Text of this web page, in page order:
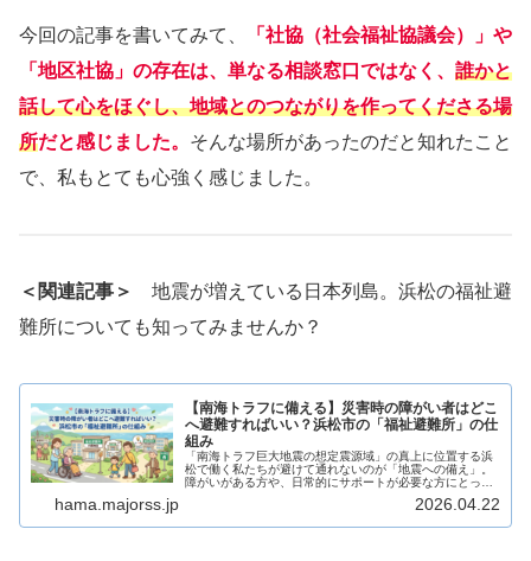
今回の記事を書いてみて、
「社協（社会福祉協議会）」や
「地区社協」の存在は、単なる相談窓口ではなく、 誰かと
話して心をほぐし、地域とのつながりを作ってくださる場
所だと感じました。 そんな場所があったのだと知れたこと
で、私もとても心強く感じました。
＜関連記事＞
地震が増えている日本列島。浜松の福祉避
難所についても知ってみませんか？
【南海トラフに備える】災害時の障がい者はどこ
へ避難すればいい？浜松市の「福祉避難所」の仕
組み
「南海トラフ巨大地震の想定震源域」の真上に位置する浜
松で働く私たちが避けて通れないのが「地震への備え」。
障がいがある方や、日常的にサポートが必要な方にとっ
hama.majorss.jp 2026.04.22